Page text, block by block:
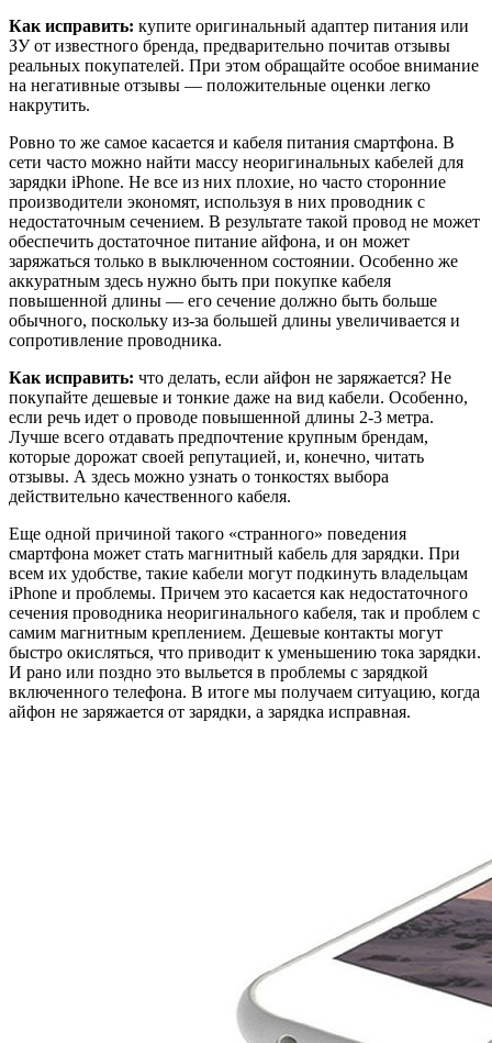
Как исправить: купите оригинальный адаптер питания или
ЗУ от известного бренда, предварительно почитав отзывы
реальных покупателей. При этом обращайте особое внимание
на негативные отзывы — положительные оценки легко
накрутить.
Ровно то же самое касается и кабеля питания смартфона. В
сети часто можно найти массу неоригинальных кабелей для
зарядки iPhone. Не все из них плохие, но часто сторонние
производители экономят, используя в них проводник с
недостаточным сечением. В результате такой провод не может
обеспечить достаточное питание айфона, и он может
заряжаться только в выключенном состоянии. Особенно же
аккуратным здесь нужно быть при покупке кабеля
повышенной длины — его сечение должно быть больше
обычного, поскольку из-за большей длины увеличивается и
сопротивление проводника.
Как исправить: что делать, если айфон не заряжается? Не
покупайте дешевые и тонкие даже на вид кабели. Особенно,
если речь идет о проводе повышенной длины 2-3 метра.
Лучше всего отдавать предпочтение крупным брендам,
которые дорожат своей репутацией, и, конечно, читать
отзывы. А здесь можно узнать о тонкостях выбора
действительно качественного кабеля.
Еще одной причиной такого «странного» поведения
смартфона может стать магнитный кабель для зарядки. При
всем их удобстве, такие кабели могут подкинуть владельцам
iPhone и проблемы. Причем это касается как недостаточного
сечения проводника неоригинального кабеля, так и проблем с
самим магнитным креплением. Дешевые контакты могут
быстро окисляться, что приводит к уменьшению тока зарядки.
И рано или поздно это выльется в проблемы с зарядкой
включенного телефона. В итоге мы получаем ситуацию, когда
айфон не заряжается от зарядки, а зарядка исправная.